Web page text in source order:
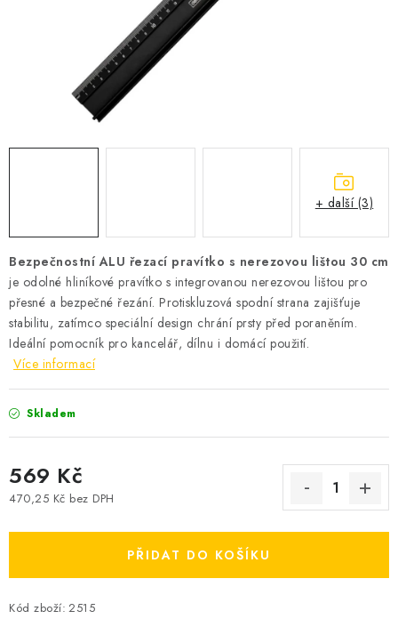
Podmínky ochrany osobních údajů
Podmínky vrácení peněz
Nepřebraná dobírka
Bezpečnostní ALU řezací pravítko s nerezovou lištou 30 cm
je odolné hliníkové pravítko s integrovanou nerezovou lištou pro
přesné a bezpečné řezání. Protiskluzová spodní strana zajišťuje
stabilitu, zatímco speciální design chrání prsty před poraněním.
Ideální pomocník pro kancelář, dílnu i domácí použití.
Více informací
Skladem
569 Kč
470,25 Kč bez DPH
PŘIDAT DO KOŠÍKU
Kód zboží: 2515
+ další (3)